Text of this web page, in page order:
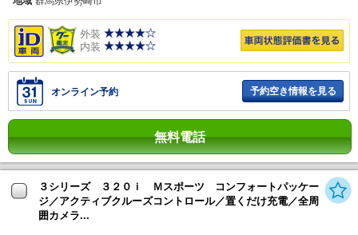
外装
内装
オンライン予約 予約空き情報を見る
無料電話
３シリーズ ３２０ｉ Ｍスポーツ コンフォートパッケー
ジ／アクティブクルーズコントロール／置くだけ充電／全周
囲カメラ...